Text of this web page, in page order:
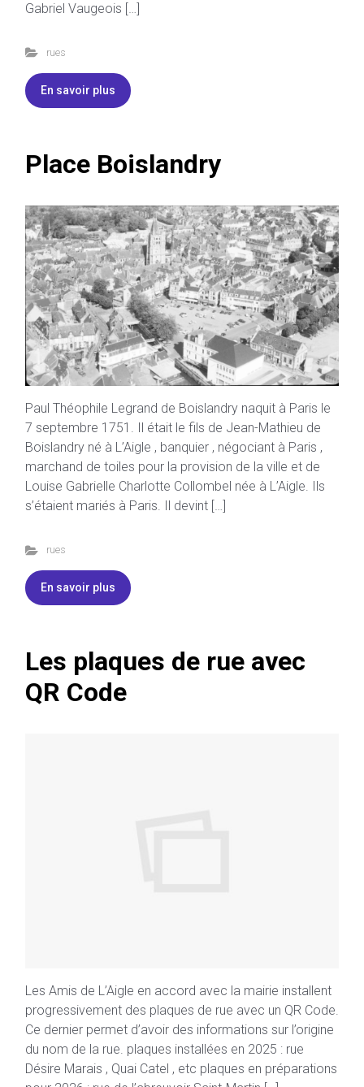
Gabriel Vaugeois […]
rues
En savoir plus
Place Boislandry
Paul Théophile Legrand de Boislandry naquit à Paris le
7 septembre 1751. Il était le fils de Jean-Mathieu de
Boislandry né à L’Aigle , banquier , négociant à Paris ,
marchand de toiles pour la provision de la ville et de
Louise Gabrielle Charlotte Collombel née à L’Aigle. Ils
s’étaient mariés à Paris. Il devint […]
rues
En savoir plus
Les plaques de rue avec
QR Code
Les Amis de L’Aigle en accord avec la mairie installent
progressivement des plaques de rue avec un QR Code.
Ce dernier permet d’avoir des informations sur l’origine
du nom de la rue. plaques installées en 2025 : rue
Désire Marais , Quai Catel , etc plaques en préparations